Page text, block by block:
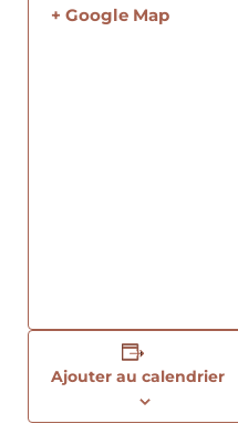
+ Google Map
Ajouter au calendrier